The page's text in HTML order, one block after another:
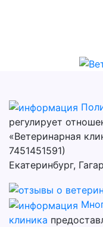
регулирует
«Ветеринарная
7451451591)
Екатеринбург,
клиника